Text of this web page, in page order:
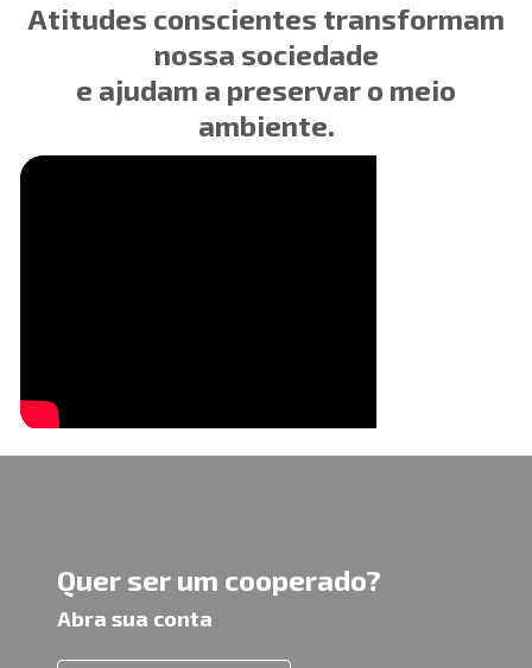
Atitudes conscientes transformam
nossa sociedade
e ajudam a preservar o meio
ambiente.
Quer ser um cooperado?
Abra sua conta